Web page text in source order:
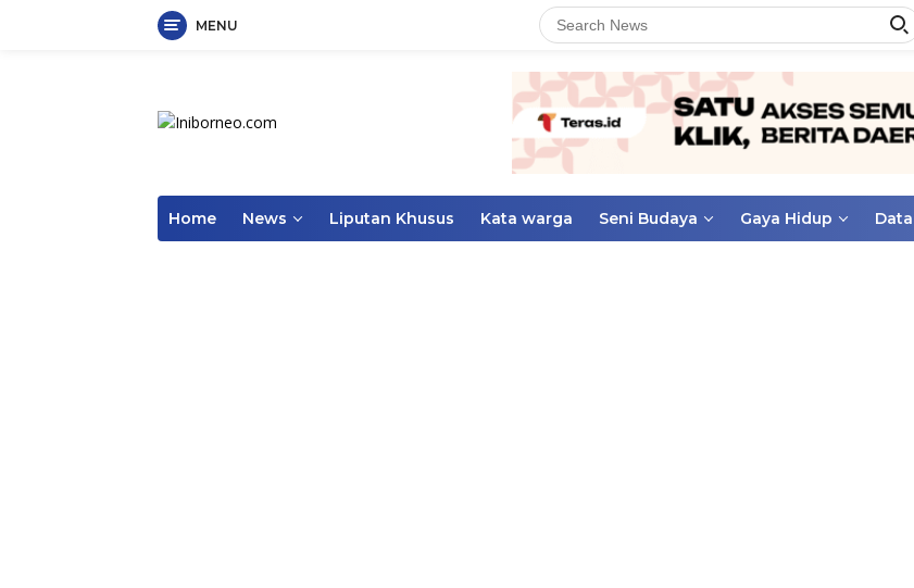
MENU
Home News Liputan Khusus Kata warga Seni Budaya Gaya Hidup Data